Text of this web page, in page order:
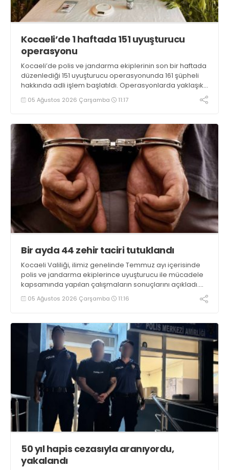
Kocaeli’de 1 haftada 151 uyuşturucu
operasyonu
Kocaeli’de polis ve jandarma ekiplerinin son bir haftada
düzenlediği 151 uyuşturucu operasyonunda 161 şüpheli
hakkında adli işlem başlatıldı. Operasyonlarda yaklaşık
2 kilogram uyuşturucu madde ile 121 kök kenevir bitkisi
ele geçirilirken, 9 şüpheli tutuklandı
05 Ağustos 2026 Çarşamba 11:17
Bir ayda 44 zehir taciri tutuklandı
Kocaeli Valiliği, ilimiz genelinde Temmuz ayı içerisinde
polis ve jandarma ekiplerince uyuşturucu ile mücadele
kapsamında yapılan çalışmaların sonuçlarını açıkladı.
Çalışmalar sonucunda uyuşturucu ve uyarıcı madde
kullanan, ticaretini ve sevkiyatını yapan 44 şahıs
05 Ağustos 2026 Çarşamba 11:16
50 yıl hapis cezasıyla aranıyordu,
yakalandı